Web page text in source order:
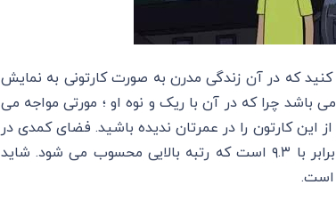
که در آن زندگی مدرن به صورت کارتونی به نمایش
چرا که در آن با ریک و نوه او ؛ مورتی مواجه می‌
کارتون را در عمرتان ندیده باشید. فضای کمدی در
آن به شدت زیبا و مشهود است. رتبه این انیمیشن در IMDb برابر با ۹.۳ است که رتبه بالایی محسوب می‌ شود. شاید
است.